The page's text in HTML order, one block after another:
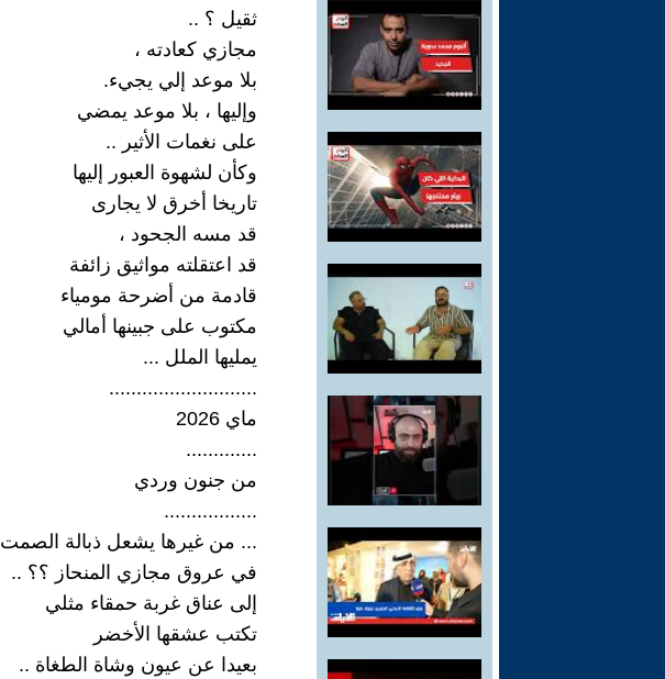
ثقيل ؟ ..
مجازي كعادته ،
بلا موعد إلي يجيء.
وإليها ، بلا موعد يمضي
على نغمات الأثير ..
وكأن لشهوة العبور إليها
تاريخا أخرق لا يجارى
قد مسه الجحود ،
قد اعتقلته مواثيق زائفة
قادمة من أضرحة مومياء
مكتوب على جبينها أمالي
يمليها الملل ...
...........................
ماي 2026
.............
من جنون وردي
.................
... من غيرها يشعل ذبالة الصمت
في عروق مجازي المنحاز ؟؟ ..
إلى عناق غربة حمقاء مثلي
تكتب عشقها الأخضر
بعيدا عن عيون وشاة الطغاة ..